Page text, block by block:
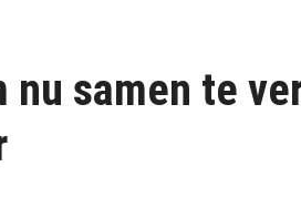
nu samen te